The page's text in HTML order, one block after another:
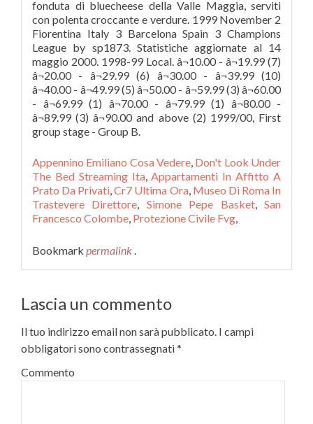
Appennino Emiliano Cosa Vedere, Don't Look Under
The Bed Streaming Ita,Appartamenti In Affitto A
Prato Da Privati,Cr7 Ultima Ora, Museo Di Roma In
Trastevere Direttore, Simone Pepe Basket,San
Francesco Colombe, Protezione Civile Fvg,
Bookmark permalink .
Lascia un commento
Il tuo indirizzo email non sarà pubblicato. I campi
obbligatori sono contrassegnati*
Commento